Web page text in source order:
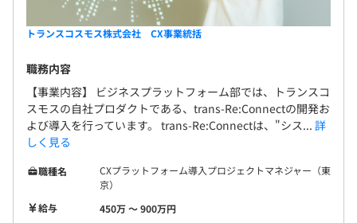
トランスコスモス株式会社 CX事業統括
職務内容
【事業内容】 ビジネスプラットフォーム部では、トランスコ
スモスの自社プロダクトである、trans-Re:Connectの開発お
よび導入を行っています。 trans-Re:Connectは、"シス... 詳
しく見る
職種名
CXプラットフォーム導入プロジェクトマネジャー（東
京）
給与
450万 〜 900万円